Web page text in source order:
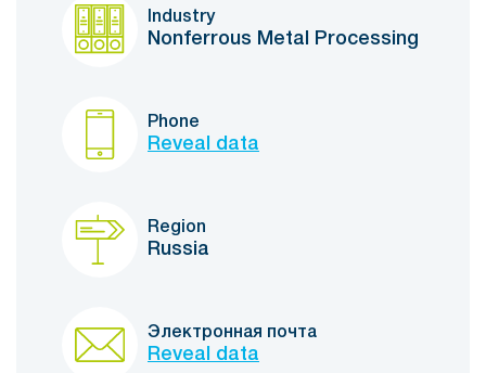
Industry
Nonferrous Metal Processing
Phone
Reveal data
Region
Russia
Электронная почта
Reveal data